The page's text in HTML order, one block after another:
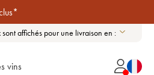
sont affichés pour une livraison en :
vins